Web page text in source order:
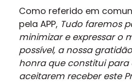
Como referido em
pela APP, Tudo faremos
minimizar e expressar o
possível, a nossa
honra que constitui para
aceitarem receber este